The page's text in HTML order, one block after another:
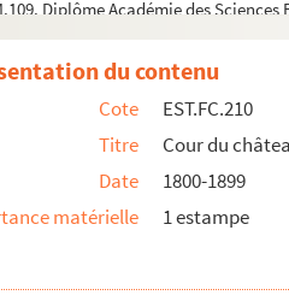
Diplôme Académie des
Diplôme Académie des
Diplôme Académie des
Diplôme Académie des
Diplôme Académie des
Diplôme Académie des
Diplôme Académie des
du contenu
Cote
EST.FC.210
Titre
Cour du
Date
1800-1899
matérielle
1 estampe